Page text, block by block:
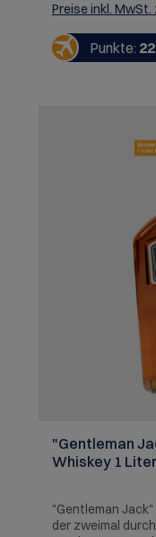
Preise inkl.
Punkte: 22
"Gentleman
Whiskey 1
"Gentleman
der zweimal